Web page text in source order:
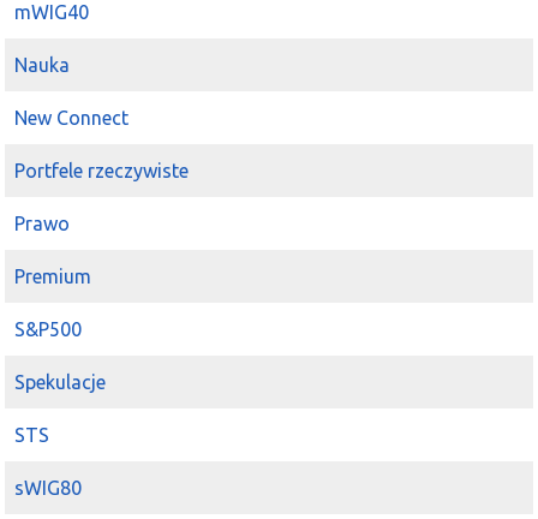
mWIG40
Nauka
New Connect
Portfele rzeczywiste
Prawo
Premium
S&P500
Spekulacje
STS
sWIG80